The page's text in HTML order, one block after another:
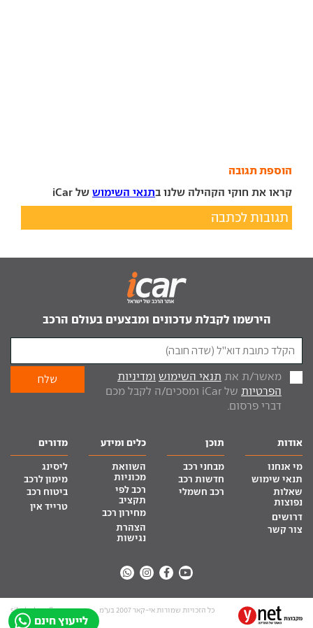
הוספת תגובה
קראו את חוקי הקהילה שלנו בתנאי השימוש של iCar
תגובות לכתבה
לייעוץ חינם
הירשמו לקבלת עדכונים ומבצעים בעולם הרכב
מאשר/ת את תנאי השימוש ומדיניות
הפרטיות
של iCar ומסכים/ה לקבל מכם
דברי פרסום.
אודות
מי אנחנו
תנאי שימוש
שאלות
נפוצות
דרושים
צור קשר
תוכן
מבחני רכב
חדשות רכב
רכב חשמלי
כלים ומידע
השוואת
מכוניות
רכב לפי
תקציב
מחירון רכב
הצהרת
נגישות
מדורים
ליסינג
מימון לרכב
ביטוח רכב
טרייד אין
כל הזכויות שמורות אי-קאר 2007 בע”מ site by tq.soft